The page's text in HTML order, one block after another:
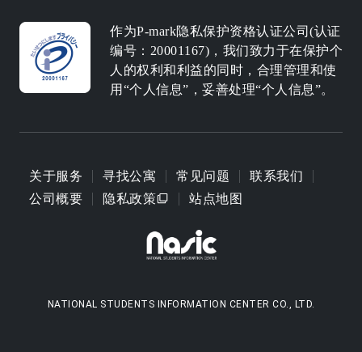
作为P-mark隐私保护资格认证公司(认证
编号：20001167)，我们致力于在保护个
人的权利和利益的同时，合理管理和使
用“个人信息”，妥善处理“个人信息”。
关于服务 寻找公寓 常见问题
联系我们
公司概要
隐私政策 站点地图
NATIONAL STUDENTS INFORMATION CENTER CO., LTD.